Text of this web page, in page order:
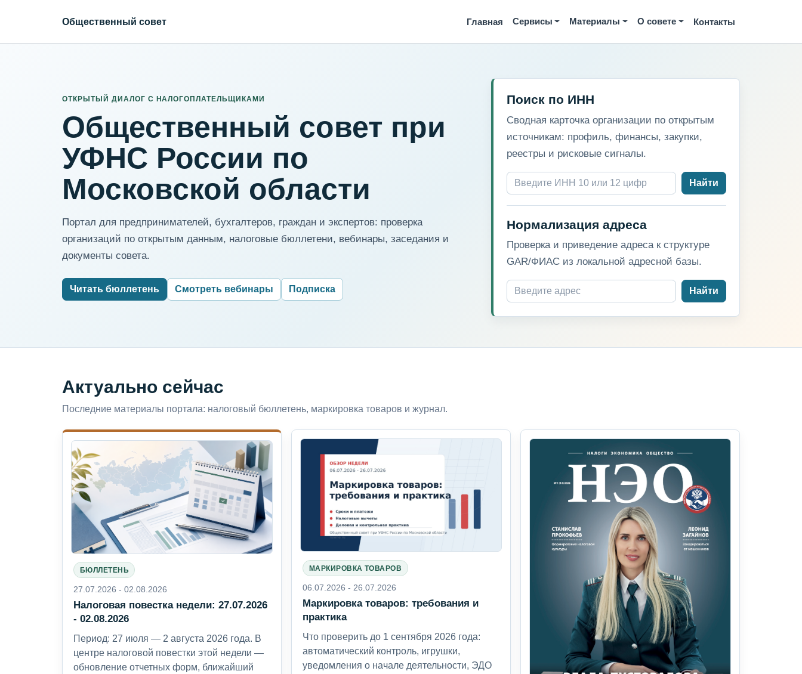
Общественный совет Главная Сервисы Материалы О совете Контакты
ОТКРЫТЫЙ ДИАЛОГ С НАЛОГОПЛАТЕЛЬЩИКАМИ
Общественный совет при
УФНС России по
Московской области
Портал для предпринимателей, бухгалтеров, граждан и экспертов: проверка
организаций по открытым данным, налоговые бюллетени, вебинары, заседания и
документы совета.
Читать бюллетень Смотреть вебинары Подписка
Поиск по ИНН
Сводная карточка организации по открытым
источникам: профиль, финансы, закупки,
реестры и рисковые сигналы.
Найти
Нормализация адреса
Проверка и приведение адреса к структуре
GAR/ФИАС из локальной адресной базы.
Найти
Актуально сейчас
Последние материалы портала: налоговый бюллетень, маркировка товаров и журнал.
БЮЛЛЕТЕНЬ
27.07.2026 - 02.08.2026
Налоговая повестка недели: 27.07.2026
- 02.08.2026
Период: 27 июля — 2 августа 2026 года. В
центре налоговой повестки этой недели —
обновление отчетных форм, ближайший
МАРКИРОВКА ТОВАРОВ
06.07.2026 - 26.07.2026
Маркировка товаров: требования и
практика
Что проверить до 1 сентября 2026 года:
автоматический контроль, игрушки,
уведомления о начале деятельности, ЭДО